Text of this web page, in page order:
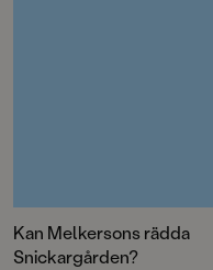
Kan Melkersons rädda
Snickargården?